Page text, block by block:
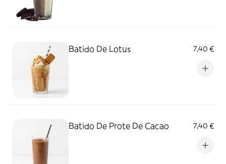
Batido De Lotus 7,40 €
Batido De Prote De Cacao 7,40 €